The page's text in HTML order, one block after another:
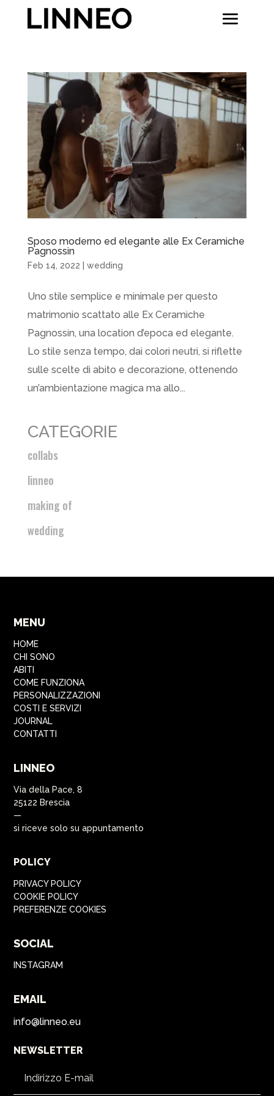
Sposo moderno ed elegante alle Ex Ceramiche
Pagnossin
Feb 14, 2022 wedding
Uno stile semplice e minimale per questo
matrimonio scattato alle Ex Ceramiche
Pagnossin, una location d’epoca ed elegante.
Lo stile senza tempo, dai colori neutri, si riflette
sulle scelte di abito e decorazione, ottenendo
un’ambientazione magica ma allo...
CATEGORIE
collabs
linneo
making of
wedding
MENU
HOME
CHI SONO
ABITI
COME FUNZIONA
PERSONALIZZAZIONI
COSTI E SERVIZI
JOURNAL
CONTATTI
LINNEO
Via della Pace, 8
25122 Brescia
—
si riceve solo su appuntamento
POLICY
PRIVACY POLICY
COOKIE POLICY
PREFERENZE COOKIES
SOCIAL
INSTAGRAM
EMAIL
info@linneo.eu
NEWSLETTER